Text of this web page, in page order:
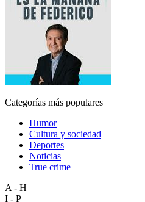
Categorías más populares
Humor
Cultura y sociedad
Deportes
Noticias
True crime
A - H
I - P